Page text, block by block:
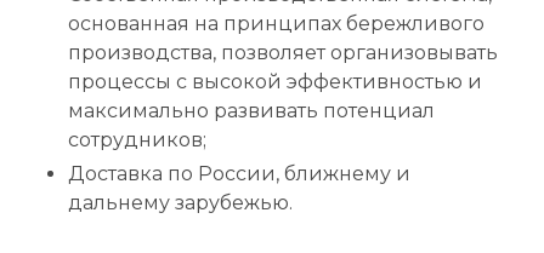
основанная на принципах бережливого
производства, позволяет организовывать
процессы с высокой эффективностью и
максимально развивать потенциал
сотрудников;
Доставка по России, ближнему и
дальнему зарубежью.